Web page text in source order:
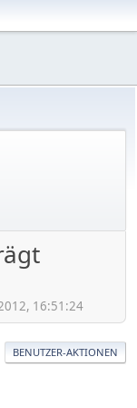
16:51:24
BENUTZER-AKTIONEN